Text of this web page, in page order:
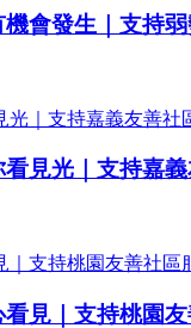
會發生｜支持
見光｜支持嘉
見｜支持桃園